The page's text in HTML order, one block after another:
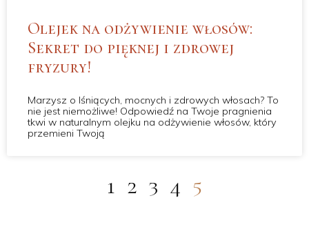
Olejek na odżywienie włosów:
Sekret do pięknej i zdrowej
fryzury!
Marzysz o lśniących, mocnych i zdrowych włosach? To
nie jest niemożliwe! Odpowiedź na Twoje pragnienia
tkwi w naturalnym olejku na odżywienie włosów, który
przemieni Twoją
1 2 3 4 5